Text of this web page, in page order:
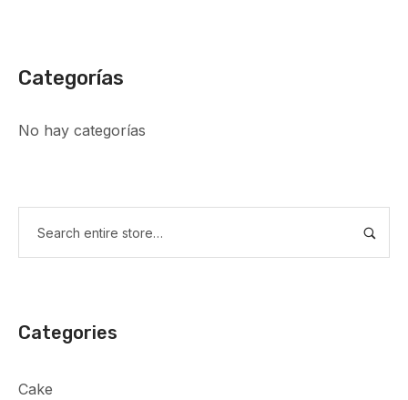
Categorías
No hay categorías
Categories
Cake